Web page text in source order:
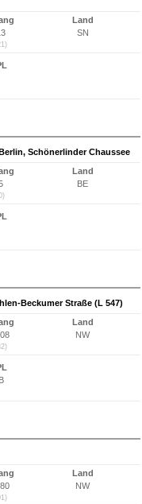
Land
SN
Schönerlinder Chaussee
Land
BE
Beckumer Straße (L 547)
Land
NW
Land
NW